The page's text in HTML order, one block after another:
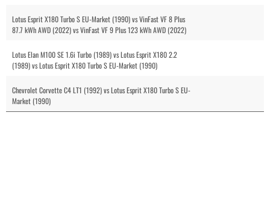
Lotus Esprit X180 Turbo S EU-Market (1990) vs VinFast VF 8 Plus
87.7 kWh AWD (2022) vs VinFast VF 9 Plus 123 kWh AWD (2022)
Lotus Elan M100 SE 1.6i Turbo (1989) vs Lotus Esprit X180 2.2
(1989) vs Lotus Esprit X180 Turbo S EU-Market (1990)
Chevrolet Corvette C4 LT1 (1992) vs Lotus Esprit X180 Turbo S EU-
Market (1990)